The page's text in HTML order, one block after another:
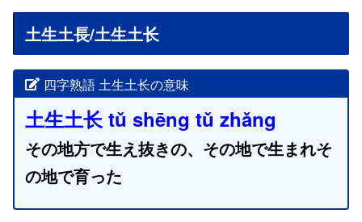
土生土長/土生土长
四字熟語 土生土长の意味
土生土长 tǔ shēng tǔ zhǎng
その地方で生え抜きの、その地で生まれそ
の地で育った